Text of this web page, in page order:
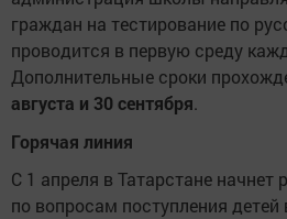
граждан на тестирование по
проводится в первую среду
Дополнительные сроки
августа и 30 сентября.
Горячая линия
С 1 апреля в Татарстане начнет
по вопросам поступления